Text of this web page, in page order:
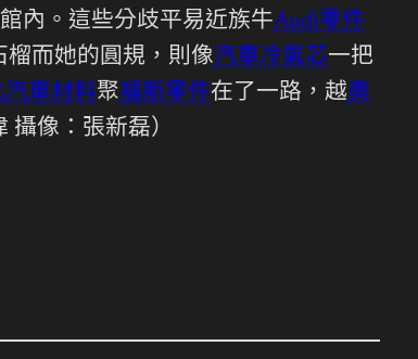
內。這些分歧平易近族牛Audi零件
榴而她的圓規，則像汽車冷氣芯一把
汽車材料聚福斯零件在了一路，越奧
攝像：張新磊）